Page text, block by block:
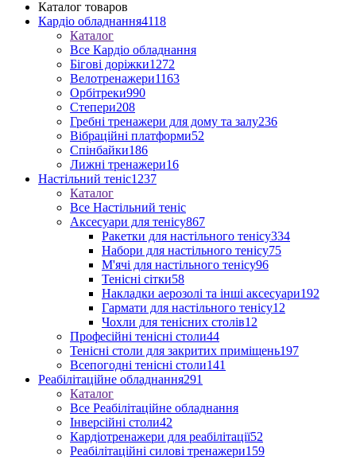
Каталог товаров
Кардіо обладнання4118
Каталог
Все Кардіо обладнання
Бігові доріжки1272
Велотренажери1163
Орбітреки990
Степери208
Гребні тренажери для дому та залу236
Вібраційні платформи52
Спінбайки186
Лижні тренажери16
Настільний теніс1237
Каталог
Все Настільний теніс
Аксесуари для тенісу867
Ракетки для настільного тенісу334
Набори для настільного тенісу75
М'ячі для настільного тенісу96
Тенісні сітки58
Накладки аерозолі та інші аксесуари192
Гармати для настільного тенісу12
Чохли для тенісних столів12
Професійні тенісні столи44
Тенісні столи для закритих приміщень197
Всепогодні тенісні столи141
Реабілітаційне обладнання291
Каталог
Все Реабілітаційне обладнання
Інверсійні столи42
Кардіотренажери для реабілітації52
Реабілітаційні силові тренажери159